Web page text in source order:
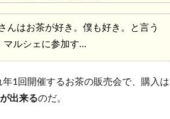
んはお茶が好き。僕も好き。と言う
ルシェに参加す…
1回開催するお茶の販売会で、購入は
出来るのだ。